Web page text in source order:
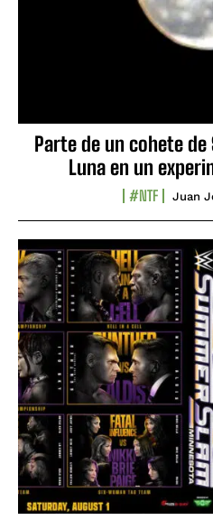
Parte de un cohete
Luna en un
#NTF Juan